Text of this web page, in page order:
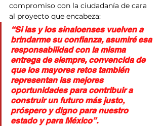
compromiso con la ciudadanía de cara
al proyecto que encabeza:
“Si las y los sinaloenses vuelven a
brindarme su confianza, asumiré esa
responsabilidad con la misma
entrega de siempre, convencida de
que los mayores retos también
representan las mejores
oportunidades para contribuir a
construir un futuro más justo,
próspero y digno para nuestro
estado y para México”.